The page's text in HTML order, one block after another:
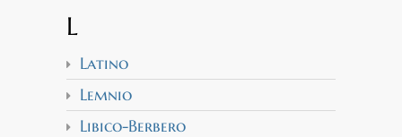
L
Latino
Lemnio
Libico-Berbero